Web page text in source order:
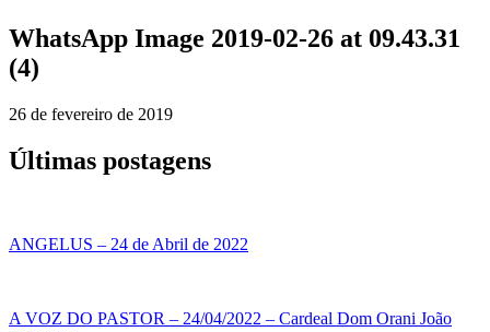
WhatsApp Image 2019-02-26 at 09.43.31
(4)
26 de fevereiro de 2019
Últimas postagens
ANGELUS – 24 de Abril de 2022
A VOZ DO PASTOR – 24/04/2022 – Cardeal Dom Orani João